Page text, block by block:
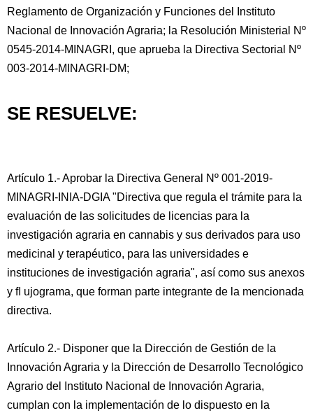
Reglamento de Organización y Funciones del Instituto
Nacional de Innovación Agraria; la Resolución Ministerial Nº
0545-2014-MINAGRI, que aprueba la Directiva Sectorial Nº
003-2014-MINAGRI-DM;
SE RESUELVE:
Artículo 1.- Aprobar la Directiva General Nº 001-2019-
MINAGRI-INIA-DGIA "Directiva que regula el trámite para la
evaluación de las solicitudes de licencias para la
investigación agraria en cannabis y sus derivados para uso
medicinal y terapéutico, para las universidades e
instituciones de investigación agraria", así como sus anexos
y ﬂ ujograma, que forman parte integrante de la mencionada
directiva.
Artículo 2.- Disponer que la Dirección de Gestión de la
Innovación Agraria y la Dirección de Desarrollo Tecnológico
Agrario del Instituto Nacional de Innovación Agraria,
cumplan con la implementación de lo dispuesto en la